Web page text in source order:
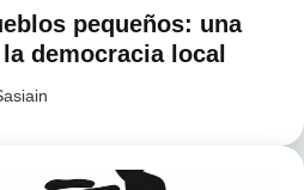
pequeños: una
democracia local